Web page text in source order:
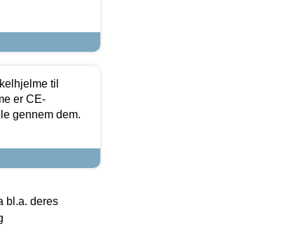
til
er CE-
gennem dem.
bl.a. deres